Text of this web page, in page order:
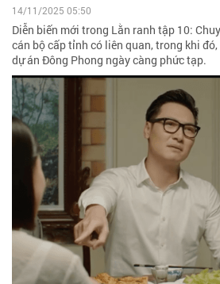
14/11/2025 05:50
Diễn biến mới trong Lằn ranh tập 10:
cán bộ cấp tỉnh có liên quan, trong khi
dự án Đông Phong ngày càng phức tạp.